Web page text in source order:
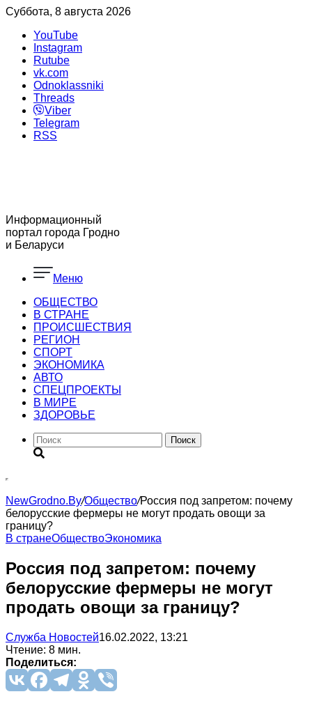
Суббота, 8 августа 2026
YouTube
Instagram
Rutube
vk.com
Odnoklassniki
Threads
Viber
Telegram
RSS
Информационный
портал города Гродно
и Беларуси
Меню
ОБЩЕСТВО
В СТРАНЕ
ПРОИСШЕСТВИЯ
РЕГИОН
CПОРТ
ЭКОНОМИКА
АВТО
СПЕЦПРОЕКТЫ
В МИРЕ
ЗДОРОВЬЕ
Поиск
NewGrodno.By/Общество/Россия под запретом: почему
белорусские фермеры не могут продать овощи за
границу?
В странеОбществоЭкономика
Россия под запретом: почему
белорусские фермеры не могут
продать овощи за границу?
Служба Новостей16.02.2022, 13:21
Чтение: 8 мин.
Поделиться: